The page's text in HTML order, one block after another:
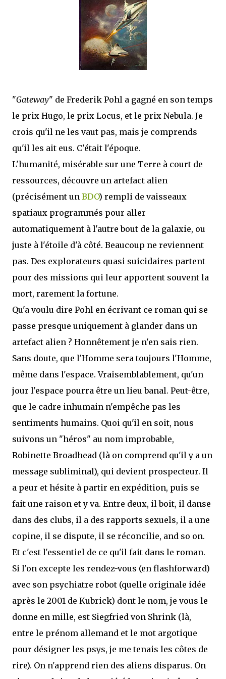
que Thomas connaissait et appréciait Olivier. Marlowe découvre une ville qu’il
ne connaissait pas, habitée par la méfiance, la peur et le rigorisme de la Ligue,
une ville pleine de mystères et de vieilles rancœurs. La Dame d...
"Gateway" de Frederik Pohl a gagné en son temps
le prix Hugo, le prix Locus, et le prix Nebula. Je
crois qu'il ne les vaut pas, mais je comprends
qu'il les ait eus. C'était l'époque.
L'humanité, misérable sur une Terre à court de
ressources, découvre un artefact alien
(précisément un BDO) rempli de vaisseaux
spatiaux programmés pour aller
automatiquement à l'autre bout de la galaxie, ou
juste à l'étoile d'à côté. Beaucoup ne reviennent
pas. Des explorateurs quasi suicidaires partent
pour des missions qui leur apportent souvent la
mort, rarement la fortune.
Qu'a voulu dire Pohl en écrivant ce roman qui se
passe presque uniquement à glander dans un
artefact alien ? Honnêtement je n'en sais rien.
Sans doute, que l'Homme sera toujours l'Homme,
même dans l'espace. Vraisemblablement, qu'un
jour l'espace pourra être un lieu banal. Peut-être,
que le cadre inhumain n'empêche pas les
sentiments humains. Quoi qu'il en soit, nous
suivons un "héros" au nom improbable,
Robinette Broadhead (là on comprend qu'il y a un
message subliminal), qui devient prospecteur. Il
a peur et hésite à partir en expédition, puis se
fait une raison et y va. Entre deux, il boit, il danse
dans des clubs, il a des rapports sexuels, il a une
copine, il se dispute, il se réconcilie, and so on.
Et c'est l'essentiel de ce qu'il fait dans le roman.
Si l'on excepte les rendez-vous (en flashforward)
avec son psychiatre robot (quelle originale idée
après le 2001 de Kubrick) dont le nom, je vous le
donne en mille, est Siegfried von Shrink (là,
entre le prénom allemand et le mot argotique
pour désigner les psys, je me tenais les côtes de
rire). On n'apprend rien des aliens disparus. On